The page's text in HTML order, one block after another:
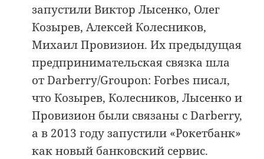
запустили Виктор Лысенко, Олег
Козырев, Алексей Колесников,
Михаил Провизион. Их предыдущая
предпринимательская связка шла
от Darberry/Groupon: Forbes писал,
что Козырев, Колесников, Лысенко и
Провизион были связаны с Darberry,
а в 2013 году запустили «Рокетбанк»
как новый банковский сервис.